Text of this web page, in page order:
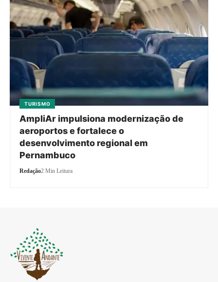
TURISMO
AmpliAr impulsiona modernização de
aeroportos e fortalece o
desenvolvimento regional em
Pernambuco
Redação2 Min Leitura